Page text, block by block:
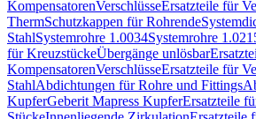
KompensatorenVerschlüsseErsatzteile für
ThermSchutzkappen für Rohrende
StahlSystemrohre 1.0034Systemrohre
für KreuzstückeÜbergänge unlösbar
KompensatorenVerschlüsseErsatzteile für
StahlAbdichtungen für Rohre und Fittings
KupferGeberit Mapress KupferErsatzteile